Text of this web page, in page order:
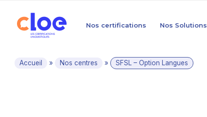
Nos certifications Nos Solutions
Accueil » Nos centres » SFSL – Option Langues